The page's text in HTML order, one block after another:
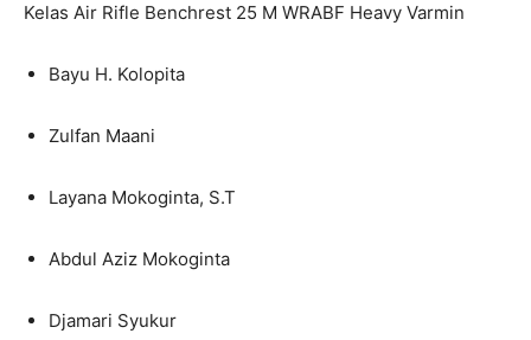
Kelas Air Rifle Benchrest 25 M WRABF Heavy Varmin
Bayu H. Kolopita
Zulfan Maani
Layana Mokoginta, S.T
Abdul Aziz Mokoginta
Djamari Syukur